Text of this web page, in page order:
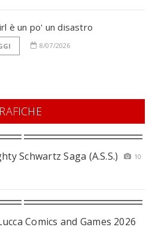
è un po' un disastro
8/07/2026
Schwartz Saga (A.S.S.)
10
Comics and Games 2026